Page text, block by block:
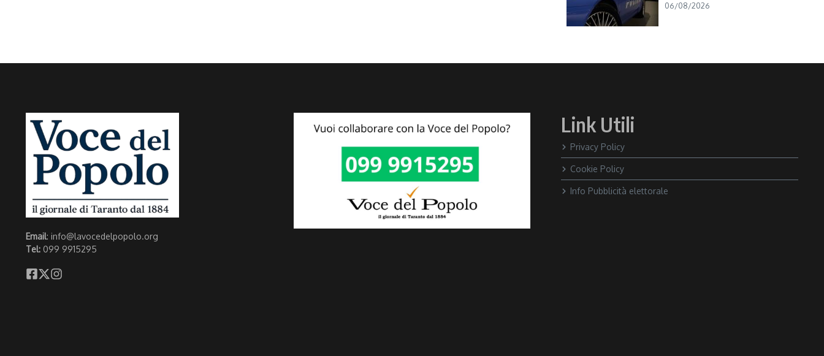
06/08/2026
Email: info@lavocedelpopolo.org
Tel: 099 9915295
Link Utili
Privacy Policy
Cookie Policy
Info Pubblicità elettorale